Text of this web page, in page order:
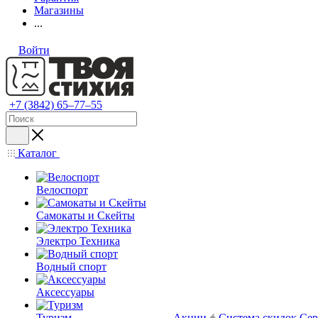
Магазины
...
Войти
+7 (3842) 65–77–55
Каталог
Велоспорт
Самокаты и Скейты
Электро Техника
Водный спорт
Аксессуары